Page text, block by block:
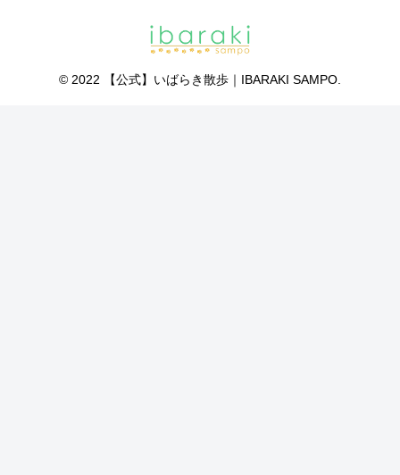
© 2022 【公式】いばらき散歩｜IBARAKI SAMPO.